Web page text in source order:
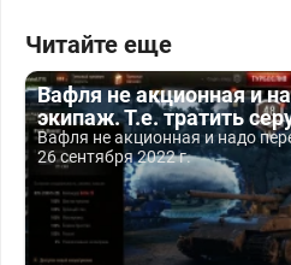
Читайте еще
Вафля не акционная и
экипаж. Т.е. тратить
Вафля не акционная и надо
26 сентября 2022 г.